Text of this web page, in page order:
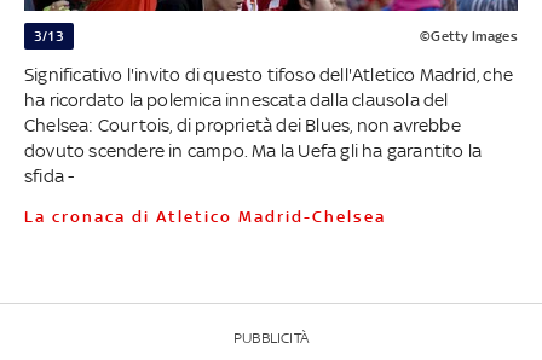
3/13 ©Getty Images
Significativo l'invito di questo tifoso dell'Atletico Madrid, che
ha ricordato la polemica innescata dalla clausola del
Chelsea: Courtois, di proprietà dei Blues, non avrebbe
dovuto scendere in campo. Ma la Uefa gli ha garantito la
sfida -
La cronaca di Atletico Madrid-Chelsea
PUBBLICITÀ